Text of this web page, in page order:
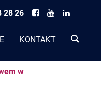
KONTAKT
28 26
w